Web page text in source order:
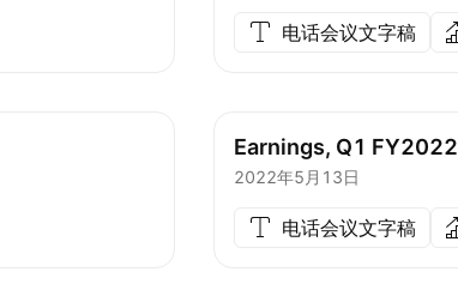
电话会议文字稿
Earnings, Q1 FY2022
2022年5月13日
电话会议文字稿